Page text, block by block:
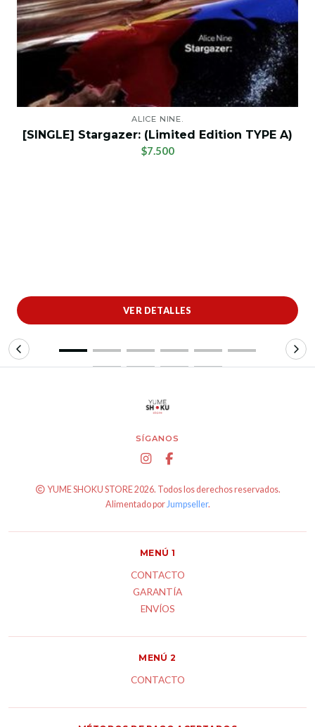
ALICE NINE.
[SINGLE] Stargazer: (Limited Edition TYPE A)
$7.500
VER DETALLES
SÍGANOS
YUME SHOKU STORE 2026. Todos los derechos reservados.
Alimentado porJumpseller.
MENÚ 1
CONTACTO
GARANTÍA
ENVÍOS
MENÚ 2
CONTACTO